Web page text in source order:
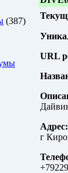
(387)
URL
Адрес:
г